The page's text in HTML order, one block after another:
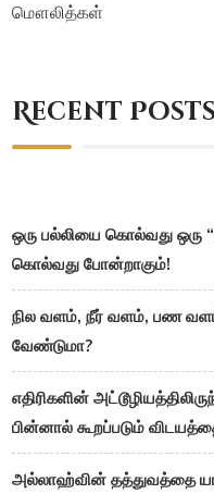
மௌலித்கள்
Recent Posts
ஒரு பல்லியை கொல்வது
கொல்வது போன்றாகும்!
நில வளம், நீர் வளம், பண வளம்
வேண்டுமா?
எதிரிகளின்
பின்னால் கூறப்படும்
அல்லாஹ்வின் தத்துவத்தை